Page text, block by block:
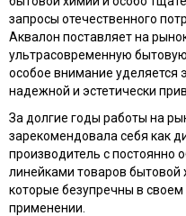
запросы отечественного
Аквалон поставляет на
ультрасовременную
особое внимание уделяется
надежной и эстетически
За долгие годы работы на
зарекомендовала себя как
производитель с
линейками товаров бытовой
которые безупречны в
применении.